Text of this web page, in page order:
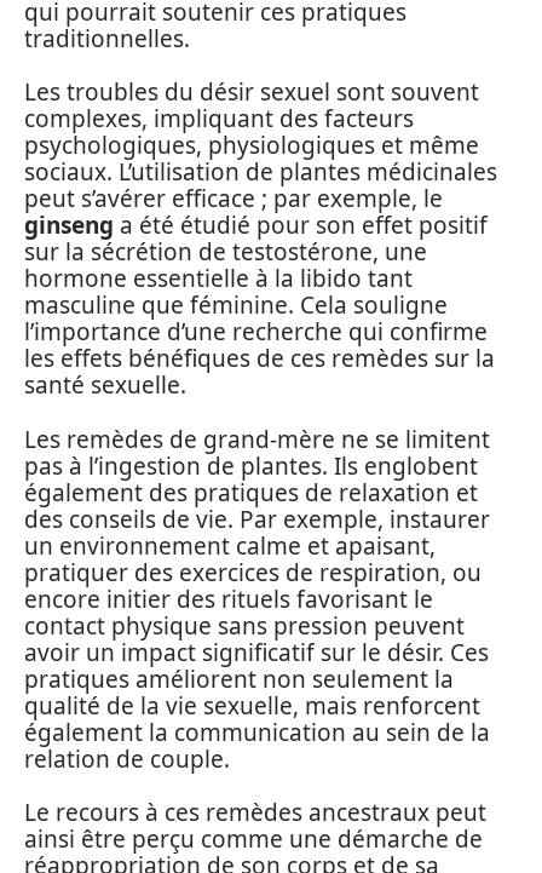
qui pourrait soutenir ces pratiques
traditionnelles.
Les troubles du désir sexuel sont souvent
complexes, impliquant des facteurs
psychologiques, physiologiques et même
sociaux. L’utilisation de plantes médicinales
peut s’avérer efficace ; par exemple, le
ginseng a été étudié pour son effet positif
sur la sécrétion de testostérone, une
hormone essentielle à la libido tant
masculine que féminine. Cela souligne
l’importance d’une recherche qui confirme
les effets bénéfiques de ces remèdes sur la
santé sexuelle.
Les remèdes de grand-mère ne se limitent
pas à l’ingestion de plantes. Ils englobent
également des pratiques de relaxation et
des conseils de vie. Par exemple, instaurer
un environnement calme et apaisant,
pratiquer des exercices de respiration, ou
encore initier des rituels favorisant le
contact physique sans pression peuvent
avoir un impact significatif sur le désir. Ces
pratiques améliorent non seulement la
qualité de la vie sexuelle, mais renforcent
également la communication au sein de la
relation de couple.
Le recours à ces remèdes ancestraux peut
ainsi être perçu comme une démarche de
réappropriation de son corps et de sa